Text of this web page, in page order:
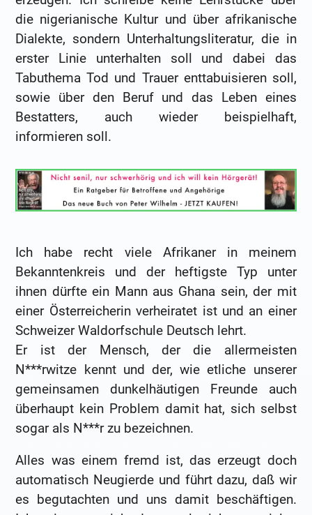
die nigerianische Kultur und über afrikanische
Dialekte, sondern Unterhaltungsliteratur, die in
erster Linie unterhalten soll und dabei das
Tabuthema Tod und Trauer enttabuisieren soll,
sowie über den Beruf und das Leben eines
Bestatters, auch wieder beispielhaft,
informieren soll.
Ich habe recht viele Afrikaner in meinem
Bekanntenkreis und der heftigste Typ unter
ihnen dürfte ein Mann aus Ghana sein, der mit
einer Österreicherin verheiratet ist und an einer
Schweizer Waldorfschule Deutsch lehrt.
Er ist der Mensch, der die allermeisten
N***rwitze kennt und der, wie etliche unserer
gemeinsamen dunkelhäutigen Freunde auch
überhaupt kein Problem damit hat, sich selbst
sogar als N***r zu bezeichnen.
Alles was einem fremd ist, das erzeugt doch
automatisch Neugierde und führt dazu, daß wir
es begutachten und uns damit beschäftigen.